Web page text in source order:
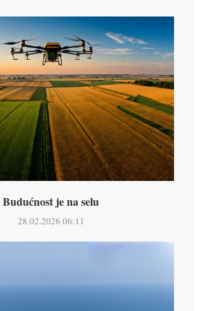
Budućnost je na selu
28.02.2026 06:11